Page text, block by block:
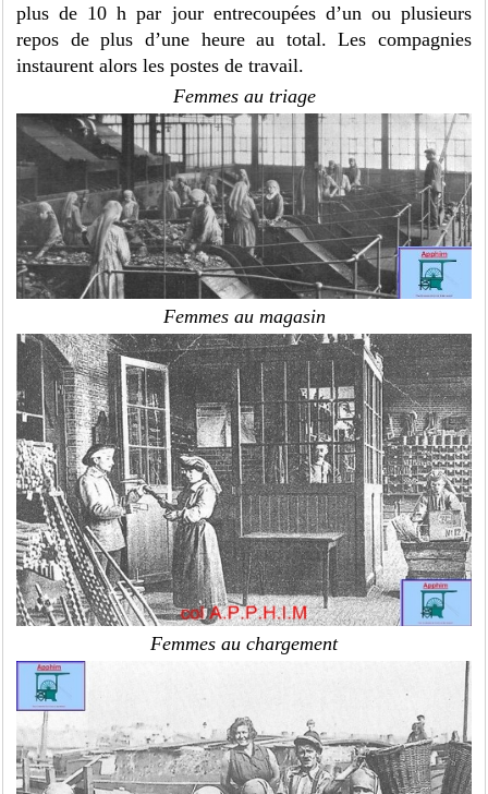
plus de 10 h par jour entrecoupées d’un ou plusieurs
repos de plus d’une heure au total. Les compagnies
instaurent alors les postes de travail.
Femmes au triage
Femmes au magasin
Femmes au chargement